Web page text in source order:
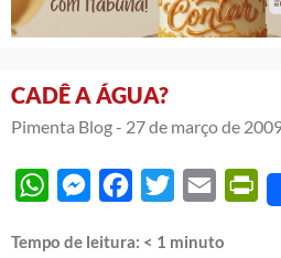
CADÊ A ÁGUA?
Pimenta Blog - 27 de março de
WhatsAppMessengerFacebook
Twitter Email
Tempo de leitura: < 1 minuto